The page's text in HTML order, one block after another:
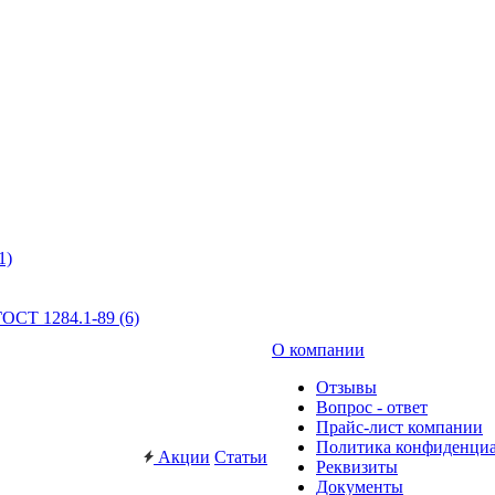
1284.1-89 (6)
Акции Статьи
О компании
Отзывы
Вопрос - ответ
Прайс-лист компании
Политика
Реквизиты
Документы